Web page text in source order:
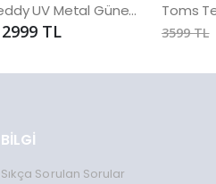
Toms Teddy UV Metal Güneş Gözlüğü
2999 TL 3599 TL
BİLGİ
Sıkça Sorulan Sorular